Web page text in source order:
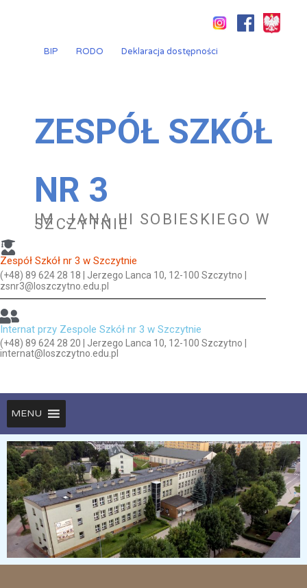
BIP
RODO Deklaracja dostępności
ZESPÓŁ SZKÓŁ
NR 3
IM. JANA III SOBIESKIEGO W
SZCZYTNIE
Zespół Szkół nr 3 w Szczytnie
(+48) 89 624 28 18 | Jerzego Lanca 10, 12-100 Szczytno |
zsnr3@loszczytno.edu.pl
Internat przy Zespole Szkół nr 3 w Szczytnie
(+48) 89 624 28 20 | Jerzego Lanca 10, 12-100 Szczytno |
internat@loszczytno.edu.pl
MENU